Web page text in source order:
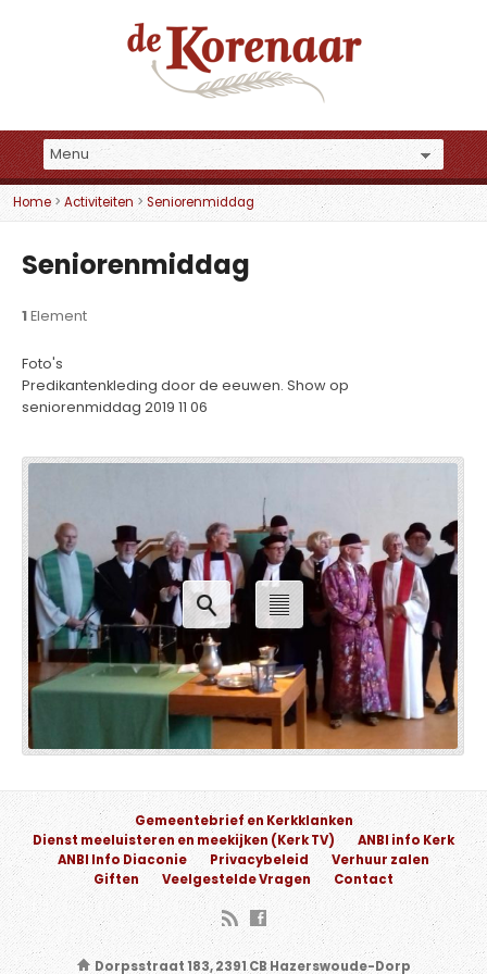
Home > Activiteiten > Seniorenmiddag
Seniorenmiddag
1Element
Foto's
Predikantenkleding door de eeuwen. Show op
seniorenmiddag 2019 11 06
Gemeentebrief en Kerkklanken
Dienst meeluisteren en meekijken (Kerk TV)
ANBI info Kerk
ANBI Info Diaconie
Privacybeleid
Verhuur zalen
Giften
Veelgestelde Vragen Contact
Dorpsstraat 183, 2391 CB Hazerswoude-Dorp